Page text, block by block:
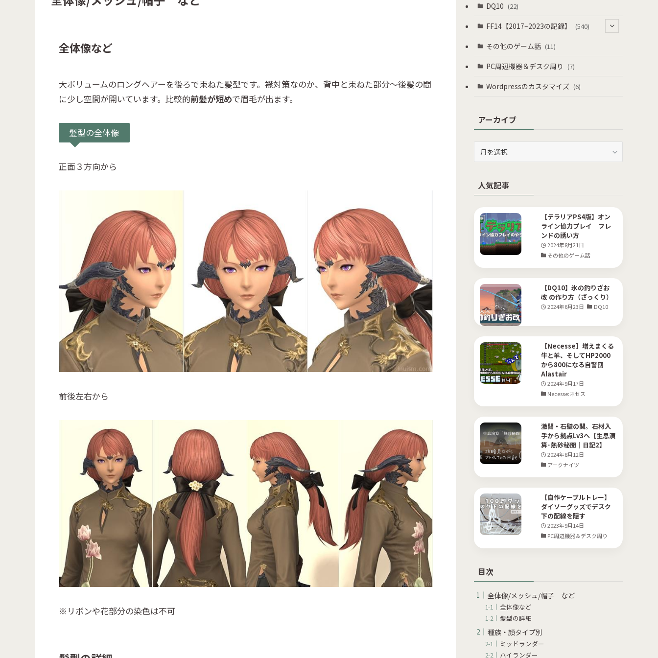
全体像など
大ボリュームのロングヘアーを後ろで束ねた髪型です。襟対策なのか、背中と束ねた部分～後髪の間
に少し空間が開いています。比較的前髪が短めで眉毛が出ます。
髪型の全体像
正面３方向から
前後左右から
※リボンや花部分の染色は不可
DQ10 (22)
FF14【2017–2023の記録】 (540)
(164)
(38)
(6)
(12)
(10)
(36)
(18)
(10)
(18)
その他のゲーム話 (11)
PC周辺機器＆デスク周り (7)
Wordpressのカスタマイズ (6)
アーカイブ
ブ人気記事
【テラリアPS4版】オン
ライン協力プレイ フレ
ンドの誘い方
2024年8月21日
その他のゲーム話
【DQ10】氷の釣りざお
改 の作り方（ざっくり）
2024年6月23日 DQ10
【Necesse】増えまくる
牛と羊、そしてHP2000
から800になる自警団
Alastair
2024年9月17日
Necesse:ネセス
激闘・石壁の関。石材入
手から拠点Lv3へ【生息演
算･熱砂秘聞｜日記2】
2024年8月12日
アークナイツ
【自作ケーブルトレー】
ダイソーグッズでデスク
下の配線を隠す
2023年9月14日
PC周辺機器＆デスク周り
目次
全体像/メッシュ/帽子 など
全体像など
髪型の詳細
種族・顔タイプ別
ミッドランダー
ハイランダー